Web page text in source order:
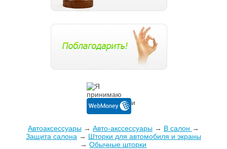
Автоаксессуары→ Авто-акссессуары→ В салон →
Защита салона → Шторки для автомобиля и экраны
→Обычные шторки